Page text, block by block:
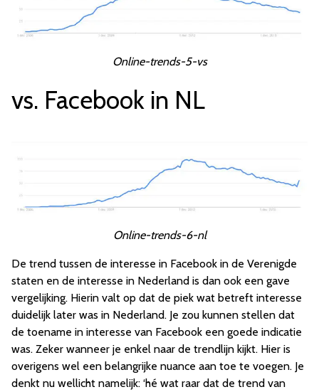
Online-trends-5-vs
vs. Facebook in NL
Online-trends-6-nl
De trend tussen de interesse in Facebook in de Verenigde
staten en de interesse in Nederland is dan ook een gave
vergelijking. Hierin valt op dat de piek wat betreft interesse
duidelijk later was in Nederland. Je zou kunnen stellen dat
de toename in interesse van Facebook een goede indicatie
was. Zeker wanneer je enkel naar de trendlijn kijkt. Hier is
overigens wel een belangrijke nuance aan toe te voegen. Je
denkt nu wellicht namelijk: ‘hé wat raar dat de trend van